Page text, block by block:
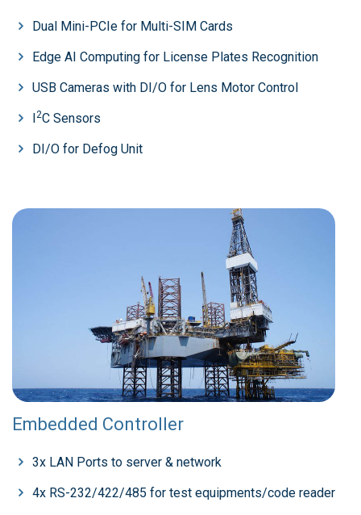
Dual Mini-PCIe for Multi-SIM Cards
Edge AI Computing for License Plates Recognition
USB Cameras with DI/O for Lens Motor Control
I2C Sensors
DI/O for Defog Unit
Embedded Controller
3x LAN Ports to server & network
4x RS-232/422/485 for test equipments/code reader